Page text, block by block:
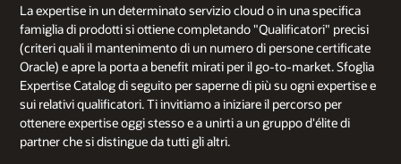
La expertise in un determinato servizio cloud o in una specifica
famiglia di prodotti si ottiene completando "Qualificatori" precisi
(criteri quali il mantenimento di un numero di persone certificate
Oracle) e apre la porta a benefit mirati per il go-to-market. Sfoglia
Expertise Catalog di seguito per saperne di più su ogni expertise e
sui relativi qualificatori. Ti invitiamo a iniziare il percorso per
ottenere expertise oggi stesso e a unirti a un gruppo d'élite di
partner che si distingue da tutti gli altri.